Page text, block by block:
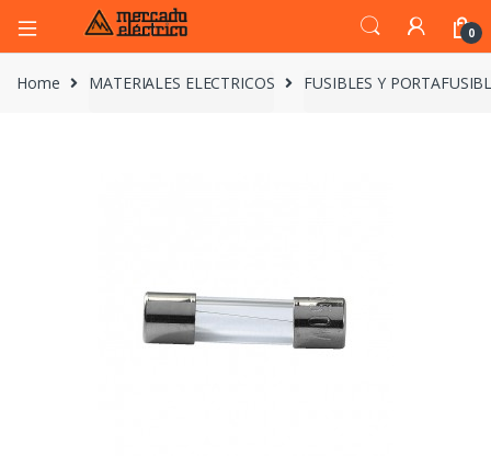
0
Home MATERIALES ELECTRICOS FUSIBLES Y